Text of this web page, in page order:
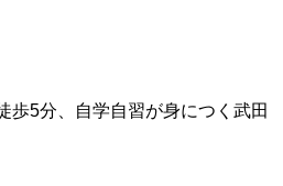
歩5分、自学自習が身につく武田